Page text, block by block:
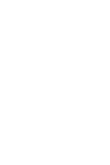
com sua equipe
em 3D
de
treinadores do
rápido com
comuns